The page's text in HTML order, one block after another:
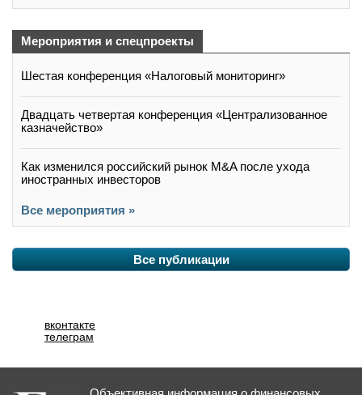
Мероприятия и спецпроекты
Шестая конференция «Налоговый мониторинг»
Двадцать четвертая конференция «Централизованное
казначейство»
Как изменился российский рынок M&A после ухода
иностранных инвесторов
Все мероприятия »
Все публикации
вконтакте
телеграм